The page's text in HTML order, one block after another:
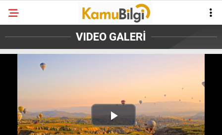
VIDEO GALERİ
Play